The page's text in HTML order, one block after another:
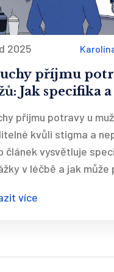
2025
příjmu
Jak specifika
příjmu potravy u
kvůli stigma a
článek vysvětluje
v léčbě a jak může
více